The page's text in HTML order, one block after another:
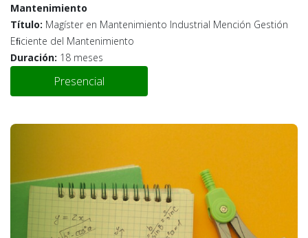
Mantenimiento
Título: Magíster en Mantenimiento Industrial Mención Gestión
Eﬁciente del Mantenimiento
Duración: 18 meses
Presencial